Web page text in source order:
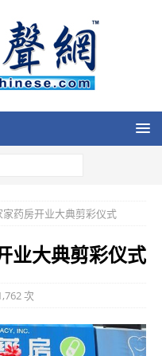
家药房开业大典剪彩仪式
业大典剪彩仪式
次